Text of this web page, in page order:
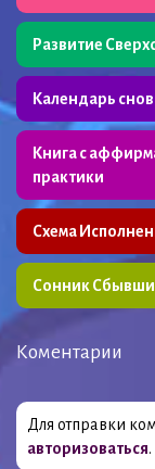
Развитие
Календарь
Книга с
практики
Схема
Сонник
Коментарии
Для отправки
авторизоваться.